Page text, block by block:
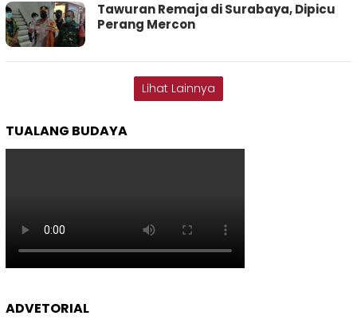
Tawuran Remaja di Surabaya, Dipicu
Perang Mercon
Lihat Lainnya
TUALANG BUDAYA
ADVETORIAL